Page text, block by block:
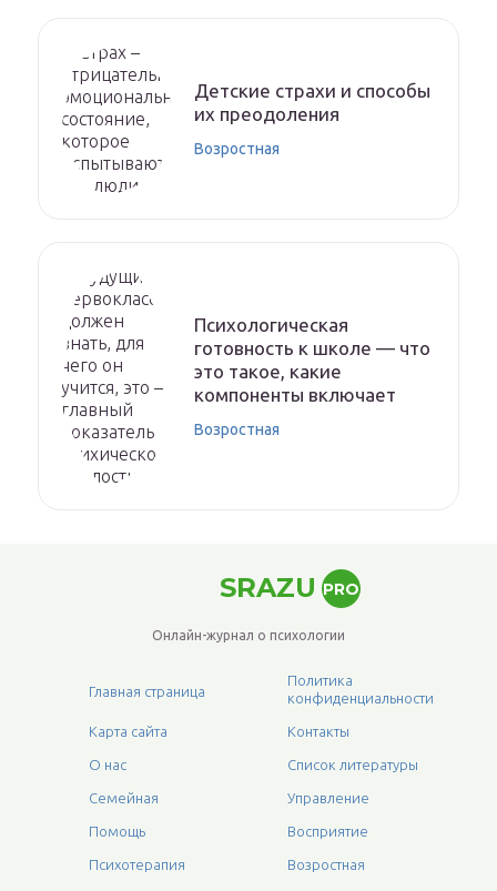
Детские страхи и способы
их преодоления
Возростная
Психологическая
готовность к школе — что
это такое, какие
компоненты включает
Возростная
SRAZU PRO
Онлайн-журнал о психологии
Главная страница
Политика
конфиденциальности
Карта сайта Контакты
О нас Список литературы
Семейная Управление
Помощь Восприятие
Психотерапия Возростная